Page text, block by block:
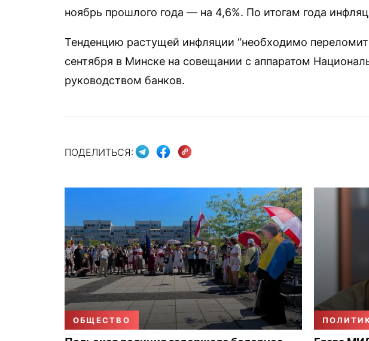
ноябрь прошлого года — на 4,6%. По итогам года
Тенденцию растущей инфляции “необходимо
сентября в Минске на совещании с аппаратом
руководством банков.
ПОДЕЛИТЬСЯ:
ОБЩЕСТВО